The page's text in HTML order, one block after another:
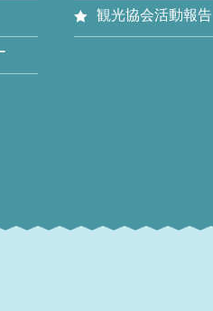
観光協会活動報告